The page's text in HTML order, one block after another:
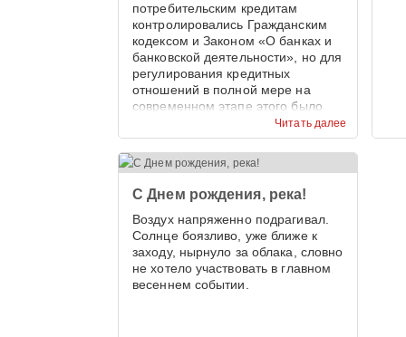
Читать далее
потребительским кредитам
контролировались Гражданским
кодексом и Законом «О банках и
банковской деятельности», но для
регулирования кредитных
отношений в полной мере на
современном этапе этого было
С Днем рождения, река!
Воздух напряженно подрагивал.
Солнце боязливо, уже ближе к
заходу, нырнуло за облака, словно
не хотело участвовать в главном
весеннем событии.